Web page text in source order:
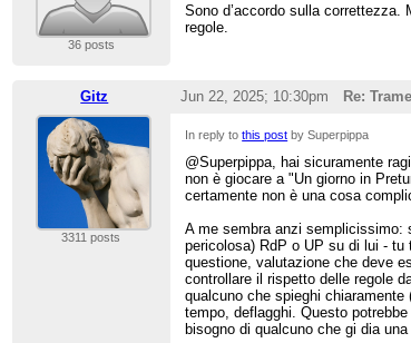
36 posts
Sono d’accordo sulla
regole.
Gitz Jun 22, 2025; 10:30pm Re:
3311 posts
In reply tothis post by Superpippa
@Superpippa, hai sicuramente
non è giocare a "Un giorno in
certamente non è una cosa
A me sembra anzi semplicissimo:
pericolosa) RdP o UP su di lui -
questione, valutazione che deve
controllare il rispetto delle regole
qualcuno che spieghi
tempo, deflagghi. Questo
bisogno di qualcuno che gi dia